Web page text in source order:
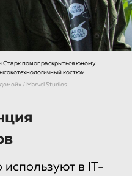
Старк помог раскрыться юному
костюм
/ Marvel Studios
в IT-